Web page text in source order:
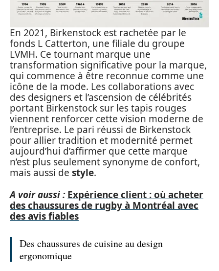
En 2021, Birkenstock est rachetée par le
fonds L Catterton, une filiale du groupe
LVMH. Ce tournant marque une
transformation significative pour la marque,
qui commence à être reconnue comme une
icône de la mode. Les collaborations avec
des designers et l’ascension de célébrités
portant Birkenstock sur les tapis rouges
viennent renforcer cette vision moderne de
l’entreprise. Le pari réussi de Birkenstock
pour allier tradition et modernité permet
aujourd’hui d’affirmer que cette marque
n’est plus seulement synonyme de confort,
mais aussi de style.
A voir aussi : Expérience client : où acheter
des chaussures de rugby à Montréal avec
des avis fiables
Des chaussures de cuisine au design
ergonomique